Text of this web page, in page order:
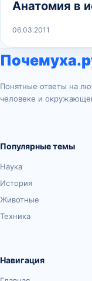
Анатомия в
06.03.2011
Понятные ответы на
человеке и
Популярные темы
Наука
История
Животные
Техника
Навигация